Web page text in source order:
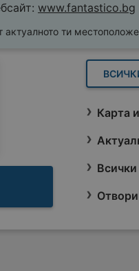
www.fantastico.bg
актуалното ти
Карта